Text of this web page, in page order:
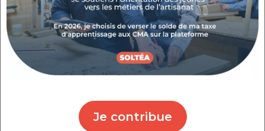
Je contribue
C'est l'occasion de valoriser votre savoir-faire de
Répar’acteur, de transmettre votre passion à un
jeune public et de bénéficier d'une prise en charge
financière :
Prise en charge totale des frais de